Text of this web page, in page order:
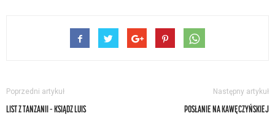
Poprzedni artykuł
LIST Z TANZANII – KSIĄDZ LUIS
Następny artykuł
POSŁANIE NA KAWĘCZYŃSKIEJ